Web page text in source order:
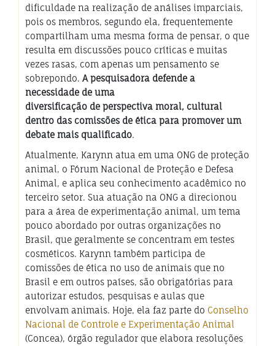
dificuldade na realização de análises imparciais,
pois os membros, segundo ela, frequentemente
compartilham uma mesma forma de pensar, o que
resulta em discussões pouco críticas e muitas
vezes rasas, com apenas um pensamento se
sobrepondo. A pesquisadora defende a
necessidade de uma
diversificação de perspectiva moral, cultural
dentro das comissões de ética para promover um
debate mais qualificado.
Atualmente, Karynn atua em uma ONG de proteção
animal, o Fórum Nacional de Proteção e Defesa
Animal, e aplica seu conhecimento acadêmico no
terceiro setor. Sua atuação na ONG a direcionou
para a área de experimentação animal, um tema
pouco abordado por outras organizações no
Brasil, que geralmente se concentram em testes
cosméticos. Karynn também participa de
comissões de ética no uso de animais que no
Brasil e em outros países, são obrigatórias para
autorizar estudos, pesquisas e aulas que
envolvam animais. Hoje, ela faz parte do Conselho
Nacional de Controle e Experimentação Animal
(Concea), órgão regulador que elabora resoluções